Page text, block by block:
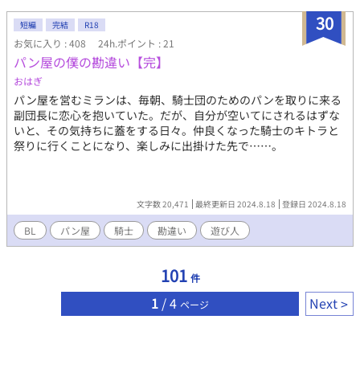
30
短編 完結 R18
お気に入り : 408 24h.ポイント : 21
パン屋の僕の勘違い【完】
おはぎ
パン屋を営むミランは、毎朝、騎士団のためのパンを取りに来る
副団長に恋心を抱いていた。だが、自分が空いてにされるはずな
いと、その気持ちに蓋をする日々。仲良くなった騎士のキトラと
祭りに行くことになり、楽しみに出掛けた先で……。
文字数 20,471 最終更新日 2024.8.18 登録日 2024.8.18
BL パン屋 騎士 勘違い 遊び人
101 件
1 / 4 ページ Next